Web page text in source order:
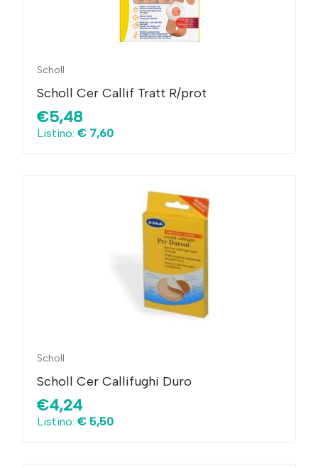
Scholl
Scholl Cer Callif Tratt R/prot
€5,48
Listino: € 7,60
Scholl
Scholl Cer Callifughi Duro
€4,24
Listino: € 5,50